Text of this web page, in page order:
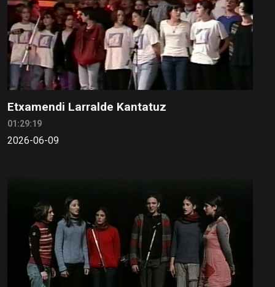
Etxamendi Larralde Kantatuz
01:29:19
2026-06-09